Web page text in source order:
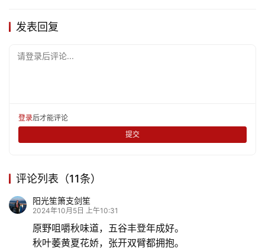
发表回复
请登录后评论...
登录后才能评论
提交
评论列表（11条）
阳光笙箫支剑笙
2024年10月5日 上午10:31
原野咀嚼秋味道，五谷丰登年成好。
秋叶萎黄夏花娇，张开双臂都拥抱。